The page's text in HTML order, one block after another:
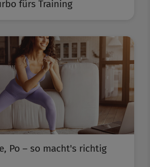
fürs Training
Po – so macht's richtig